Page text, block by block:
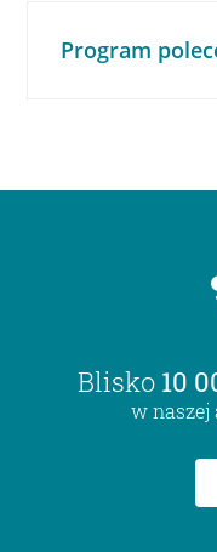
Program
Blisko 10
w naszej